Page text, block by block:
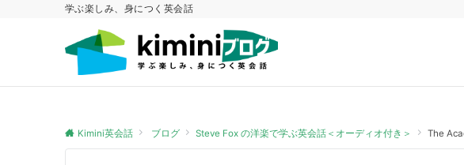
学ぶ楽しみ、身につく英会話
Kimini英会話 ブログ Steve Fox の洋楽で学ぶ英会話＜オーディオ付き＞ The